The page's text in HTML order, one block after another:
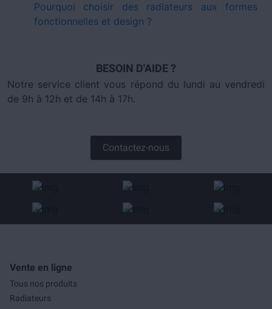
Pourquoi choisir des radiateurs aux formes
fonctionnelles et design ?
BESOIN D'AIDE ?
Notre service client vous répond du lundi au vendredi
de 9h à 12h et de 14h à 17h.
Contactez-nous
Vente en ligne
Tous nos produits
Radiateurs